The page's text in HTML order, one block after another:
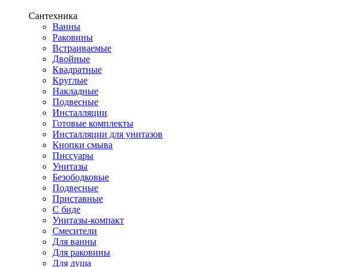
Сантехника
Ванны
Раковины
Встраиваемые
Двойные
Квадратные
Круглые
Накладные
Подвесные
Инсталляции
Готовые комплекты
Инсталляции для унитазов
Кнопки смыва
Писсуары
Унитазы
Безободковые
Подвесные
Приставные
С биде
Унитазы-компакт
Смесители
Для ванны
Для раковины
Для душа